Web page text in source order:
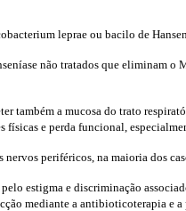
leprae ou bacilo de
não tratados que eliminam o
também a mucosa do trato
e perda funcional,
periféricos, na maioria dos
estigma e discriminação
mediante a antibioticoterapia